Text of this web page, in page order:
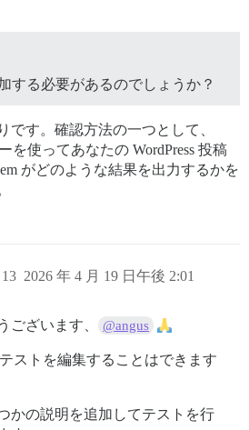
する必要があるのでしょうか？
です。確認方法の一つとして、
を使ってあなたの WordPress 投稿
がどのような結果を出力するかを
2026 年 4 月 19 日午後 2:01
13
ございます、 @angus
ストを編集することはできます
かの説明を追加してテストを行